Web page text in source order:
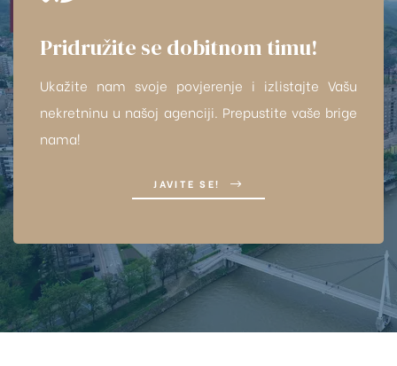
Pridružite se dobitnom timu!
Ukažite nam svoje povjerenje i izlistajte Vašu
nekretninu u našoj agenciji. Prepustite vaše brige
nama!
JAVITE SE!